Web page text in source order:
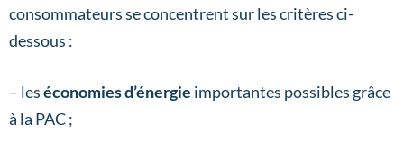
consommateurs se concentrent sur les critères ci-
dessous :
– leséconomies d’énergie importantes possibles grâce
à la PAC ;